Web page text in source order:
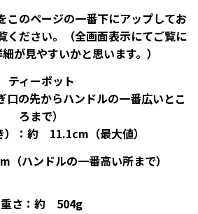
このページの一番下にアップしてお
ください。（全画面表示にてご覧に
が見やすいかと思います。）
ティーポット
の先からハンドルの一番広いとこ
ろまで）
）：約 11.1cm（最大値）
ハンドルの一番高い所まで）
重さ：約 504g